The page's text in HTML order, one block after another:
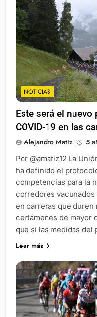
NOTICIAS
Este será el
COVID-19 en las
Alejandro Matiz 5
Por @amatiz12 La
ha definido el
competencias para la
corredores vacunados
en carreras que duren
certámenes de mayor
que si las medidas del
Leer más